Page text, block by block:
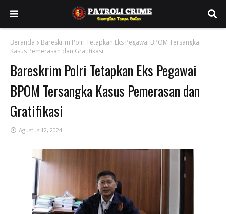
Beranda
Bareskrim Polri Tetapkan Eks Pegawai BPOM Tersangka
Kasus Pemerasan dan Gratifikasi
Bareskrim Polri Tetapkan Eks Pegawai
BPOM Tersangka Kasus Pemerasan dan
Gratifikasi
Agustus 12, 2024